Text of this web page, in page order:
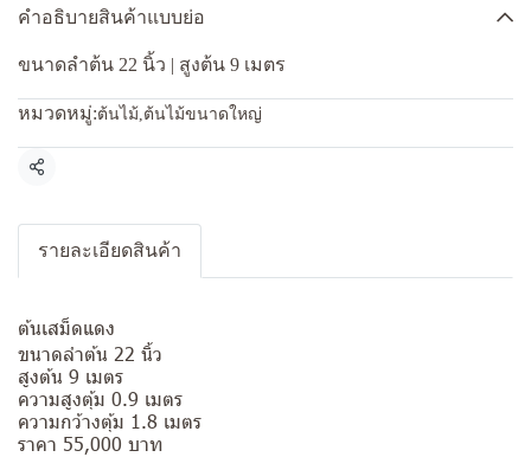
คำอธิบายสินค้าแบบย่อ
ขนาดลำต้น 22 นิ้ว | สูงต้น 9 เมตร
หมวดหมู่:ต้นไม้,ต้นไม้ขนาดใหญ่
แชร์
รายละเอียดสินค้า
ต้นเสม็ดแดง
ขนาดลำต้น 22 นิ้ว
สูงต้น 9 เมตร
ความสูงตุ้ม 0.9 เมตร
ความกว้างตุ้ม 1.8 เมตร
ราคา 55,000 บาท